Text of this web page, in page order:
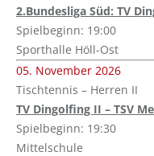
2.Bundesliga Süd: TV
Spielbeginn: 19:00
Sporthalle Höll-Ost
05. November 2026
Tischtennis – Herren II
TV Dingolfing II – TSV
Spielbeginn: 19:30
Mittelschule